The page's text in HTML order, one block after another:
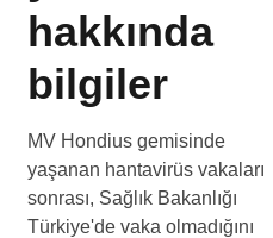
hakkında
bilgiler
MV Hondius gemisinde
yaşanan hantavirüs vakaları
sonrası, Sağlık Bakanlığı
Türkiye'de vaka olmadığını